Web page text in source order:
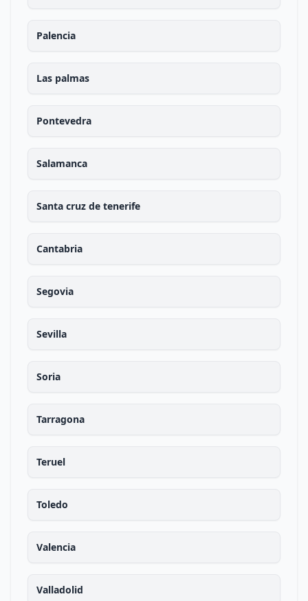
Palencia
Las palmas
Pontevedra
Salamanca
Santa cruz de tenerife
Cantabria
Segovia
Sevilla
Soria
Tarragona
Teruel
Toledo
Valencia
Valladolid